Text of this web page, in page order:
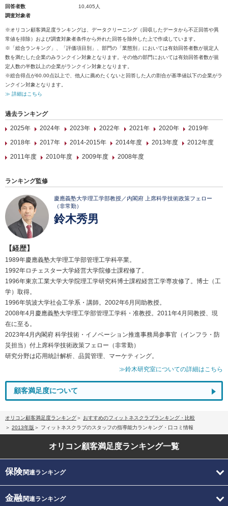
回答者数
10,405人
調査対象者
※オリコン顧客満足度ランキングは、データクリーニング（回収したデータから不正回答や異
常値を排除）および調査対象者条件から外れた回答を除外した上で作成しています。
※「総合ランキング」、「評価項目別」、部門の「業態別」においては有効回答者数が規定人
数を満たした企業のみランクイン対象となります。その他の部門においては有効回答者数が規
定人数の半数以上の企業がランクイン対象となります。
※総合得点が60.00点以上で、他人に薦めたくないと回答した人の割合が基準値以下の企業がラ
ンクイン対象となります。
≫ 詳細はこちら
過去ランキング
2025年
2024年 2023年 2022年 2021年 2020年
2019年
2018年
2017年 2014-2015年 2014年度 2013年度
2012年度
2011年度
2010年度 2009年度 2008年度
ランキング監修
慶應義塾大学理工学部教授／内閣府 上席科学技術政策フェロー
（非常勤）
鈴木秀男
【経歴】
1989年慶應義塾大学理工学部管理工学科卒業。
1992年ロチェスター大学経営大学院修士課程修了。
1996年東京工業大学大学院理工学研究科博士課程経営工学専攻修了。博士（工
学）取得。
1996年筑波大学社会工学系・講師。2002年6月同助教授。
2008年4月慶應義塾大学理工学部管理工学科・准教授。2011年4月同教授、現
在に至る。
2023年4月内閣府 科学技術・イノベーション推進事務局参事官（インフラ・防
災担当）付上席科学技術政策フェロー（非常勤）
研究分野は応用統計解析、品質管理、マーケティング。
≫鈴木研究室についての詳細はこちら
顧客満足度について
オリコン顧客満足度ランキング
おすすめのフィットネスクラブランキング・比較
2013年版
フィットネスクラブのスタッフの指導能力ランキング・口コミ情報
オリコン顧客満足度ランキング一覧
保険関連ランキング
金融関連ランキング